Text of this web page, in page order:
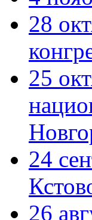
28
25
24
26